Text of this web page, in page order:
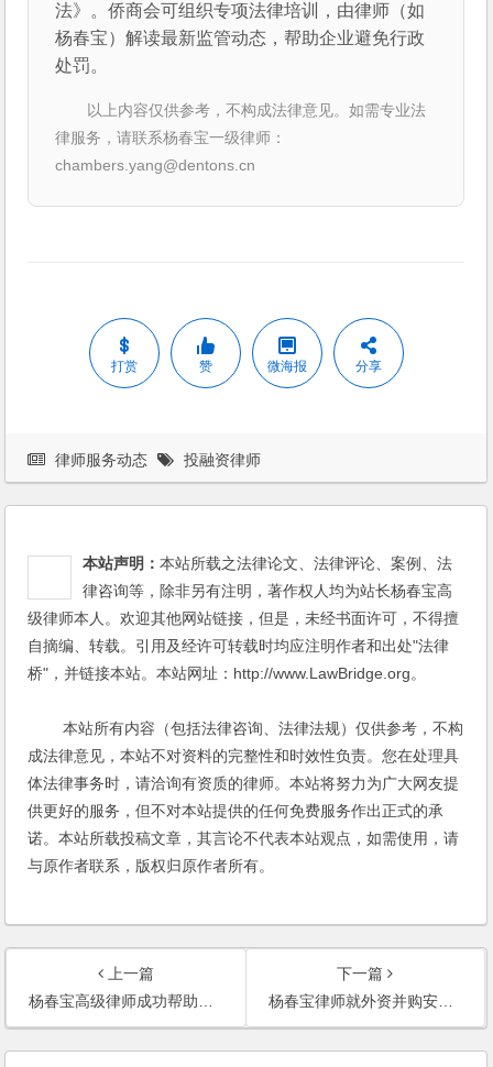
法》。侨商会可组织专项法律培训，由律师（如
杨春宝）解读最新监管动态，帮助企业避免行政
处罚。
以上内容仅供参考，不构成法律意见。如需专业法
律服务，请联系杨春宝一级律师：
chambers.yang@dentons.cn
打赏 赞 微海报 分享
律师服务动态 投融资律师
本站声明：本站所载之法律论文、法律评论、案例、法
律咨询等，除非另有注明，著作权人均为站长杨春宝高
级律师本人。欢迎其他网站链接，但是，未经书面许可，不得擅
自摘编、转载。引用及经许可转载时均应注明作者和出处"法律
桥"，并链接本站。本站网址：http://www.LawBridge.org。
本站所有内容（包括法律咨询、法律法规）仅供参考，不构
成法律意见，本站不对资料的完整性和时效性负责。您在处理具
体法律事务时，请洽询有资质的律师。本站将努力为广大网友提
供更好的服务，但不对本站提供的任何免费服务作出正式的承
诺。本站所载投稿文章，其言论不代表本站观点，如需使用，请
与原作者联系，版权归原作者所有。
上一篇
杨春宝高级律师成功帮助某世界 500强企业取回被抢注的域名
下一篇
杨春宝律师就外资并购安全审查接受Press TV记者采访